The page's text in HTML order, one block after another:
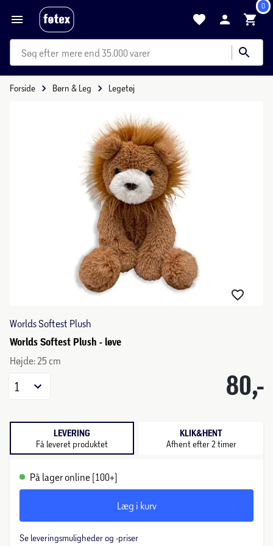
0
mere end 35.000 varer
Forside Børn & Leg Legetøj
Worlds Softest Plush
Worlds Softest Plush - løve
Højde: 25 cm
80,-
1
LEVERING
Få leveret produktet
KLIK&HENT
Afhent efter 2 timer
På lager online (100+)
Læg i kurv
Se leveringsmuligheder og -priser